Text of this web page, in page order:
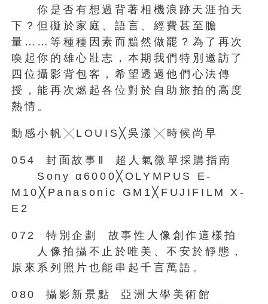
你是否有想過背著相機浪跡天涯拍天
下？但礙於家庭、語言、經費甚至膽
量……等種種因素而黯然做罷？為了再次
喚起你的雄心壯志，本期我們特別邀訪了
四位攝影背包客，希望透過他們心法傳
授，能再次燃起各位對於自助旅拍的高度
熱情。
動感小帆╳LOUIS╳吳漾╳時候尚早
054 封面故事Ⅱ 超人氣微單採購指南
Sony α6000╳OLYMPUS E-
M10╳Panasonic GM1╳FUJIFILM X-
E2
072 特別企劃 故事性人像創作這樣拍
人像拍攝不止於唯美、不安於靜態，
原來系列照片也能串起千言萬語。
080 攝影新景點 亞洲大學美術館